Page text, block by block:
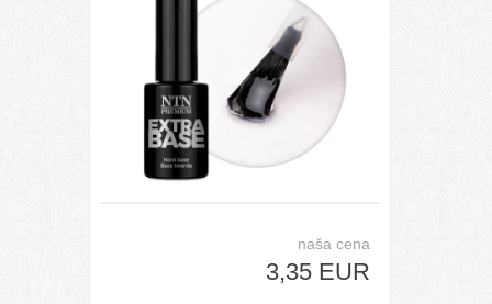
naša cena
3,35 EUR